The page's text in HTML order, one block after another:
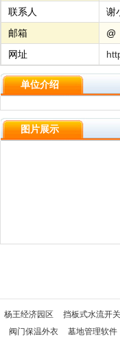
联系人
谢
邮箱
@
网址
单位介绍
图片展示
杨王经济园区
挡板式水流开关
阀门保温外衣 墓地管理软件